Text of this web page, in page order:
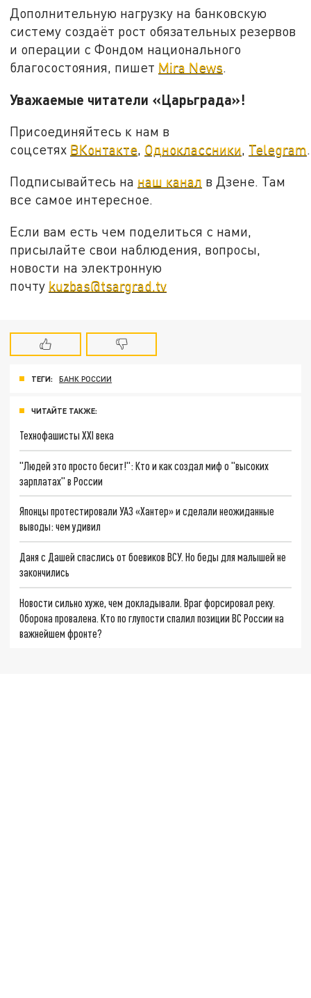
Дополнительную нагрузку на банковскую
систему создаёт рост обязательных резервов
и операции с Фондом национального
благосостояния, пишет Mira News.
Уважаемые читатели «Царьграда»!
Присоединяйтесь к нам в
соцсетях ВКонтакте, Одноклассники, Telegram.
Подписывайтесь на наш канал в Дзене. Там
все самое интересное.
Если вам есть чем поделиться с нами,
присылайте свои наблюдения, вопросы,
новости на электронную
почту kuzbas@tsargrad.tv
ТЕГИ: БАНК РОССИИ
ЧИТАЙТЕ ТАКЖЕ:
Технофашисты XXI века
"Людей это просто бесит!": Кто и как создал миф о "высоких
зарплатах" в России
Японцы протестировали УАЗ «Хантер» и сделали неожиданные
выводы: чем удивил
Даня с Дашей спаслись от боевиков ВСУ. Но беды для малышей не
закончились
Новости сильно хуже, чем докладывали. Враг форсировал реку.
Оборона провалена. Кто по глупости спалил позиции ВС России на
важнейшем фронте?